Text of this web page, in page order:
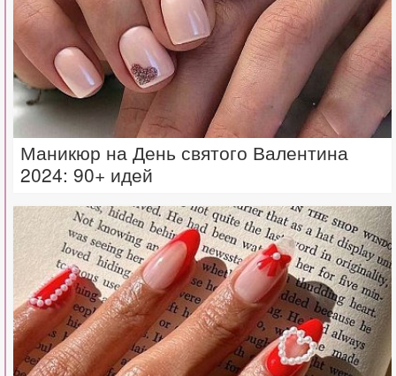
Маникюр на День святого Валентина
2024: 90+ идей